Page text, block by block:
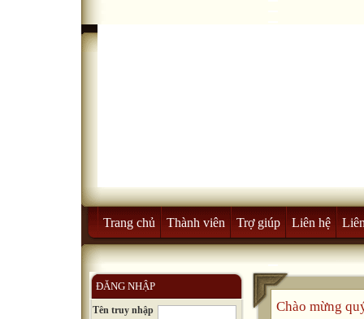
Trang chủ Thành viên Trợ giúp Liên hệ
ĐĂNG NHẬP
Tên truy nhập
Chào mừng